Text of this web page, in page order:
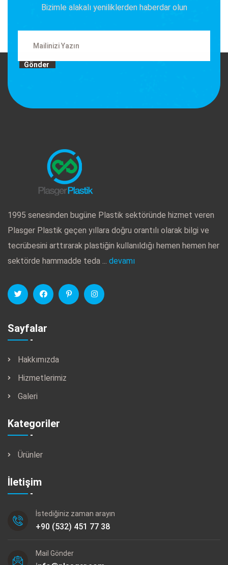
Bizimle alakalı yeniliklerden haberdar olun
Gönder
1995 senesinden bugüne Plastik sektöründe hizmet veren
Plasger Plastik geçen yıllara doğru orantılı olarak bilgi ve
tecrübesini arttırarak plastiğin kullanıldığı hemen hemen her
sektörde hammadde teda ... devamı
Sayfalar
Hakkımızda
Hizmetlerimiz
Galeri
Kategoriler
Ürünler
İletişim
İstediğiniz zaman arayın
+90 (532) 451 77 38
Mail Gönder